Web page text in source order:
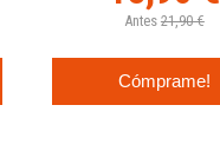
Antes 21,90 €
Cómprame!